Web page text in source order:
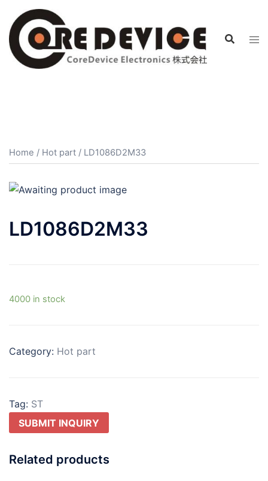
Home / Hot part / LD1086D2M33
LD1086D2M33
4000 in stock
Category: Hot part
Tag: ST
SUBMIT INQUIRY
Related products